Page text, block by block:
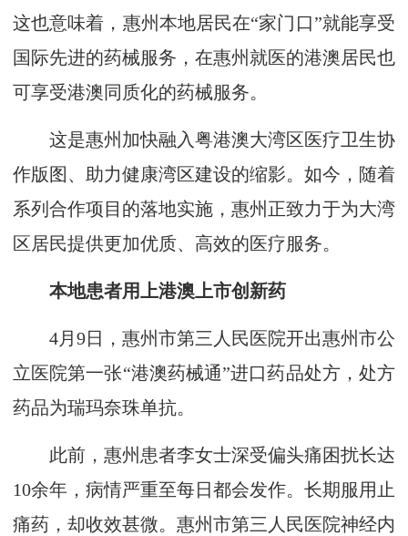
这也意味着，惠州本地居民在“家门口”就能享受
国际先进的药械服务，在惠州就医的港澳居民也
可享受港澳同质化的药械服务。
这是惠州加快融入粤港澳大湾区医疗卫生协
作版图、助力健康湾区建设的缩影。如今，随着
系列合作项目的落地实施，惠州正致力于为大湾
区居民提供更加优质、高效的医疗服务。
本地患者用上港澳上市创新药
4月9日，惠州市第三人民医院开出惠州市公
立医院第一张“港澳药械通”进口药品处方，处方
药品为瑞玛奈珠单抗。
此前，惠州患者李女士深受偏头痛困扰长达
10余年，病情严重至每日都会发作。长期服用止
痛药，却收效甚微。惠州市第三人民医院神经内